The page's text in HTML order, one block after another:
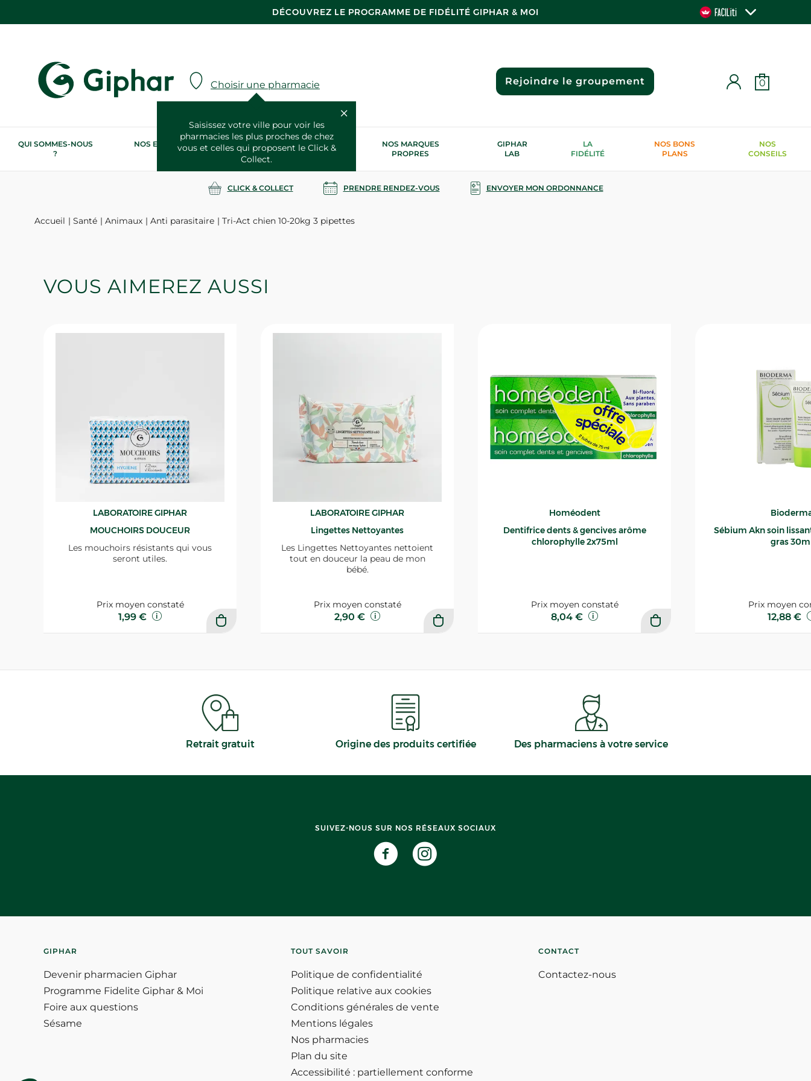
DÉCOUVREZ LE PROGRAMME DE FIDÉLITÉ GIPHAR & MOI
Choisir une pharmacie
Saisissez votre ville pour voir les
pharmacies les plus proches de chez
vous et celles qui proposent le Click &
Collect.
Rejoindre le groupement 0
QUI SOMMES-NOUS
?
NOS ENGAGEMENTS
RSE
NOS SERVICES
SANTÉ
NOS MARQUES
PROPRES
GIPHAR
LAB
LA
FIDÉLITÉ
NOS BONS
PLANS
NOS
CONSEILS
CLICK & COLLECT PRENDRE RENDEZ-VOUS ENVOYER MON ORDONNANCE
Accueil Santé Animaux Anti parasitaire Tri-Act chien 10-20kg 3 pipettes
VOUS AIMEREZ AUSSI
LABORATOIRE GIPHAR
MOUCHOIRS DOUCEUR
Les mouchoirs résistants qui vous
seront utiles.
Prix moyen constaté
1,99 €
LABORATOIRE GIPHAR
Lingettes Nettoyantes
Les Lingettes Nettoyantes nettoient
tout en douceur la peau de mon
bébé.
Prix moyen constaté
2,90 €
Homéodent
Dentifrice dents & gencives arôme
chlorophylle 2x75ml
Prix moyen constaté
8,04 €
Sébium Akn soin lissant
gras
Prix moyen
12,88 €
Retrait gratuit Origine des produits certifiée Des pharmaciens à votre service
SUIVEZ-NOUS SUR NOS RÉSEAUX SOCIAUX
GIPHAR
Devenir pharmacien Giphar
Programme Fidelite Giphar & Moi
Foire aux questions
Sésame
TOUT SAVOIR
Politique de confidentialité
Politique relative aux cookies
Conditions générales de vente
Mentions légales
Nos pharmacies
Plan du site
Accessibilité : partiellement conforme
CONTACT
Contactez-nous